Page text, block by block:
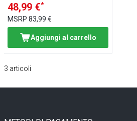
48,99 €*
MSRP 83,99 €
Aggiungi al carrello
3 articoli